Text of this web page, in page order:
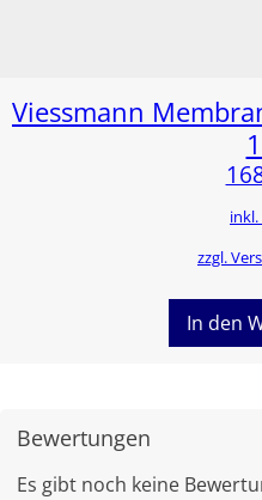
Viessmann
zzgl.
In den
Bewertungen
Es gibt noch keine